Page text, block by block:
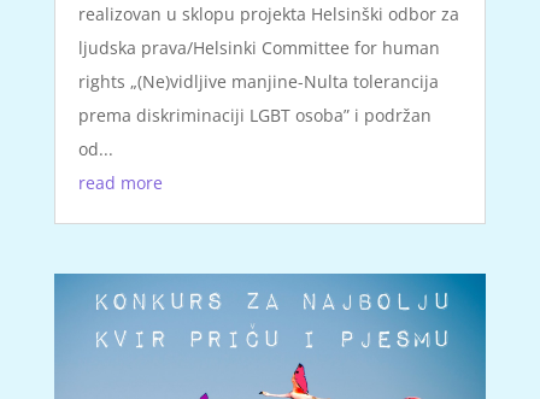
realizovan u sklopu projekta Helsinški odbor za
ljudska prava/Helsinki Committee for human
rights „(Ne)vidljive manjine-Nulta tolerancija
prema diskriminaciji LGBT osoba” i podržan
od...
read more